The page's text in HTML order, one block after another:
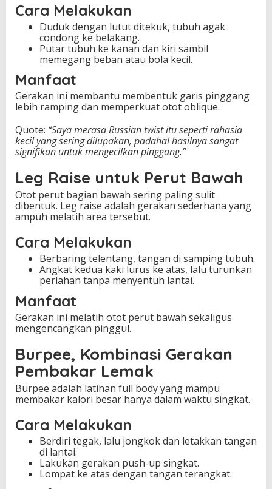
Cara Melakukan
Duduk dengan lutut ditekuk, tubuh agak
condong ke belakang.
Putar tubuh ke kanan dan kiri sambil
memegang beban atau bola kecil.
Manfaat
Gerakan ini membantu membentuk garis pinggang
lebih ramping dan memperkuat otot oblique.
Quote: “Saya merasa Russian twist itu seperti rahasia
kecil yang sering dilupakan, padahal hasilnya sangat
signifikan untuk mengecilkan pinggang.”
Leg Raise untuk Perut Bawah
Otot perut bagian bawah sering paling sulit
dibentuk. Leg raise adalah gerakan sederhana yang
ampuh melatih area tersebut.
Cara Melakukan
Berbaring telentang, tangan di samping tubuh.
Angkat kedua kaki lurus ke atas, lalu turunkan
perlahan tanpa menyentuh lantai.
Manfaat
Gerakan ini melatih otot perut bawah sekaligus
mengencangkan pinggul.
Burpee, Kombinasi Gerakan
Pembakar Lemak
Burpee adalah latihan full body yang mampu
membakar kalori besar hanya dalam waktu singkat.
Cara Melakukan
Berdiri tegak, lalu jongkok dan letakkan tangan
di lantai.
Lakukan gerakan push-up singkat.
Lompat ke atas dengan tangan terangkat.